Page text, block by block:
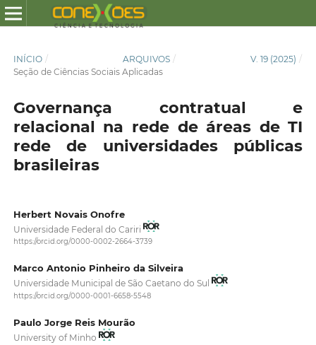
INÍCIO / ARQUIVOS / V. 19 (2025) /
Seção de Ciências Sociais Aplicadas
Governança contratual e
relacional na rede de áreas de TI
rede de universidades públicas
brasileiras
Herbert Novais Onofre
Universidade Federal do Cariri
https://orcid.org/0000-0002-2664-3739
Marco Antonio Pinheiro da Silveira
Universidade Municipal de São Caetano do Sul
https://orcid.org/0000-0001-6658-5548
Paulo Jorge Reis Mourão
University of Minho